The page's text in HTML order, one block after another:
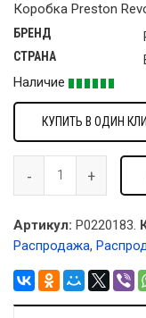
Коробка Preston
БРЕНД
СТРАНА
Наличие
КУПИТЬ В ОДИН
Артикул: P0220183.
Распродажа,